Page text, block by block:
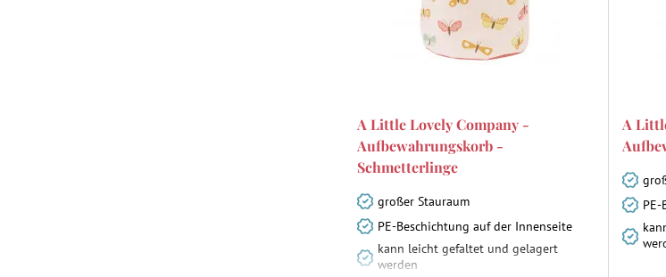
A Little Lovely Company -
Aufbewahrungskorb -
Schmetterlinge
großer Stauraum
PE-Beschichtung auf der Innenseite
kann leicht gefaltet und gelagert
werden
A